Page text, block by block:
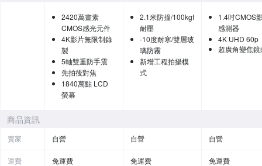
2420萬畫素
CMOS感光元件
4K影片無限制錄
製
5軸雙重防手震
先拍後對焦
1840萬點 LCD
螢幕
2.1米防撞/100kgf
耐壓
-10度耐寒/雙層玻
璃防霧
新增工程拍攝模
式
1.4吋CMOS
感測器
4K UHD 60p
超廣角變焦鏡
商品資訊
賣家 自營 自營 自營
運費 免運費 免運費 免運費